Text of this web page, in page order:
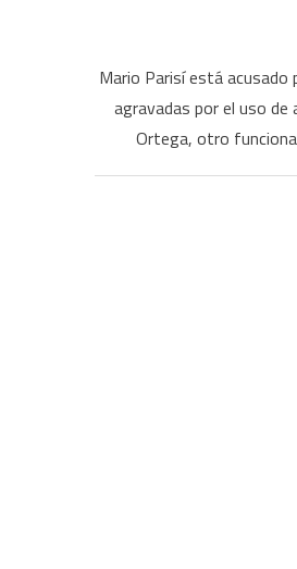
Mario Parisí está acusado
agravadas por el uso de
Ortega, otro